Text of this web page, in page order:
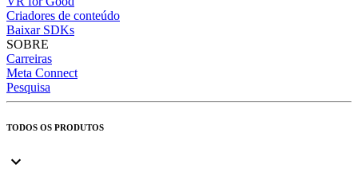
Criadores de conteúdo
Baixar SDKs
SOBRE
Carreiras
Meta Connect
Pesquisa
TODOS OS PRODUTOS